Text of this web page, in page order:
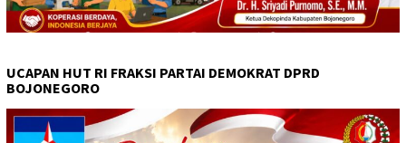
UCAPAN HUT RI FRAKSI PARTAI DEMOKRAT DPRD
BOJONEGORO